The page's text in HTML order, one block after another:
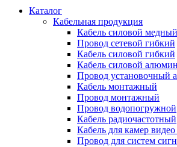
Каталог
Кабельная продукция
Кабель силовой медный
Провод сетевой гибкий
Кабель силовой гибкий
Кабель силовой
Провод установочный
Кабель монтажный
Провод монтажный
Провод водопогружной
Кабель радиочастотный
Кабель для камер
Провод для систем